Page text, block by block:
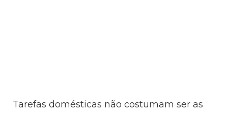
Tarefas domésticas não costumam ser as